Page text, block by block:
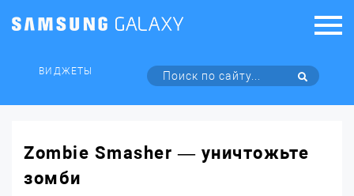
ВИДЖЕТЫ
Zombie Smasher — уничтожьте
зомби